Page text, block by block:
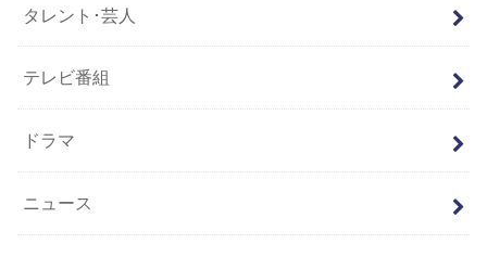
タレント･芸人
テレビ番組
ドラマ
ニュース